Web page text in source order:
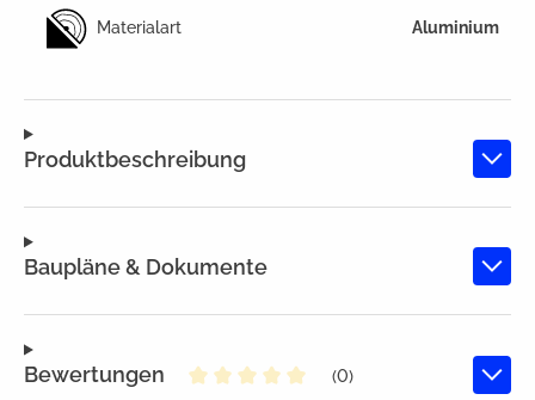
Produktbeschreibung
Baupläne & Dokumente
Bewertungen
(0)
Materialart Aluminium